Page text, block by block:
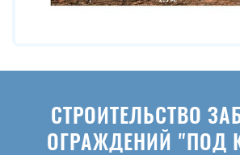
СТРОИТЕЛЬСТВО
ОГРАЖДЕНИЙ "ПОД